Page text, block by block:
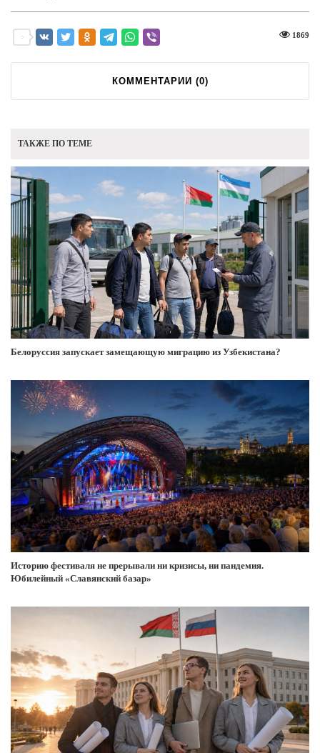
1869
КОММЕНТАРИИ (0)
ТАКЖЕ ПО ТЕМЕ
Белоруссия запускает замещающую миграцию из Узбекистана?
Историю фестиваля не прерывали ни кризисы, ни пандемия.
Юбилейный «Славянский базар»